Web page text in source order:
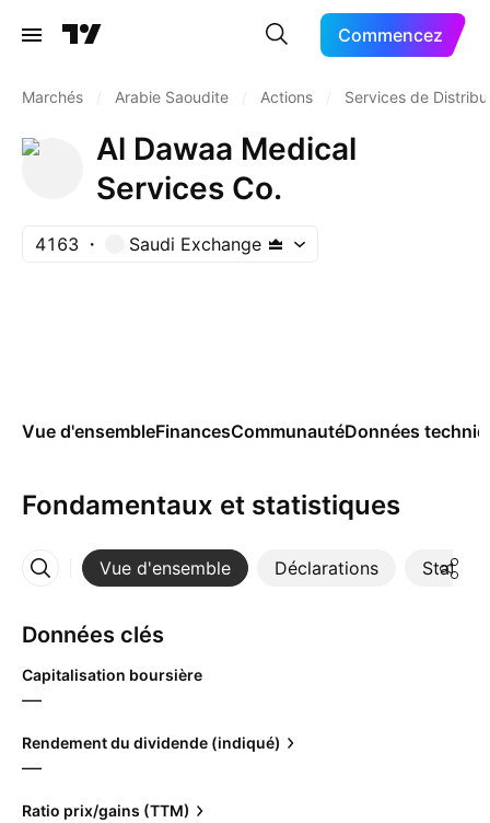
Commencez
Marchés Arabie Saoudite Actions Services de
Al Dawaa Medical
Services Co.
4163 Saudi Exchange
Vue d'ensembleFinancesCommunautéDonnées
Fondamentaux et statistiques
Vue d'ensemble Déclarations
Plus
Données clés
Capitalisation boursière
—
Rendement du dividende (indiqué)
—
Ratio prix/gains (TTM)